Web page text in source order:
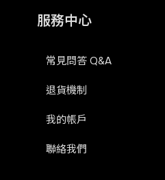
服務中心
常見問答 Q&A
退貨機制
我的帳戶
聯絡我們